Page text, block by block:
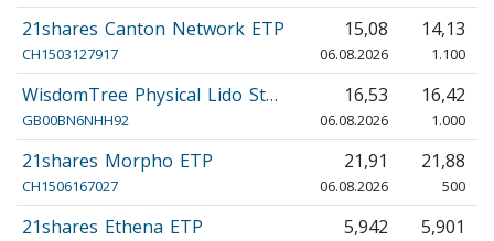
21shares Canton Network ETP
CH1503127917
15,08
06.08.2026
14,13
1.100
WisdomTree Physical Lido St…
GB00BN6NHH92
16,53
06.08.2026
16,42
1.000
21shares Morpho ETP
CH1506167027
21,91
06.08.2026
21,88
500
21shares Ethena ETP 5,942 5,901